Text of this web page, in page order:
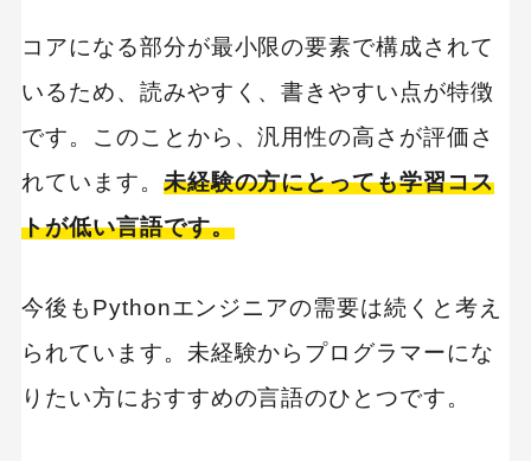
コアになる部分が最小限の要素で構成されて
いるため、読みやすく、書きやすい点が特徴
です。このことから、汎用性の高さが評価さ
れています。 未経験の方にとっても学習コス
トが低い言語です。
今後もPythonエンジニアの需要は続くと考え
られています。未経験からプログラマーにな
りたい方におすすめの言語のひとつです。